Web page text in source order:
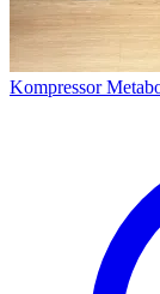
Kompressor